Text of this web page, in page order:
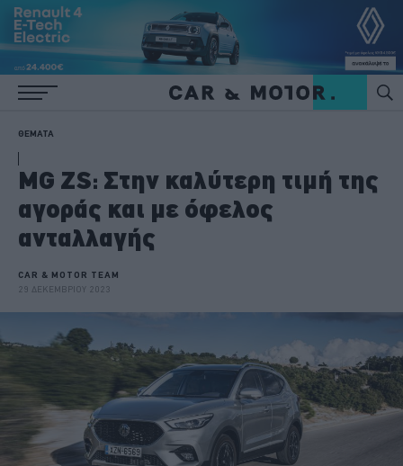
ΘΕΜΑΤΑ
MG ZS: Στην καλύτερη τιμή της
αγοράς και με όφελος
ανταλλαγής
CAR & MOTOR TEAM
29 ΔΕΚΕΜΒΡΙΟΥ 2023